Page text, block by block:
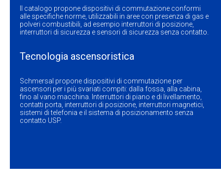
Il catalogo propone dispositivi di commutazione conformi
alle specifiche norme, utilizzabili in aree con presenza di gas e
polveri combustibili, ad esempio interruttori di posizione,
interruttori di sicurezza e sensori di sicurezza senza contatto.
Tecnologia ascensoristica
Schmersal propone dispositivi di commutazione per
ascensori per i più svariati compiti: dalla fossa, alla cabina,
fino al vano macchina. Interruttori di piano e di livellamento,
contatti porta, interruttori di posizione, interruttori magnetici,
sistemi di telefonia e il sistema di posizionamento senza
contatto USP.